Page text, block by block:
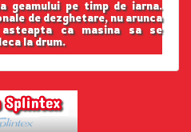
geamului pe timp de iarna.
de dezghetare, nu arunca
ca masina sa se
la drum.